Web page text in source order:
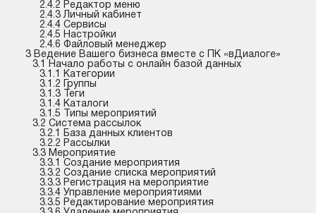
2.4.2 Редактор меню
2.4.3 Личный кабинет
2.4.4 Сервисы
2.4.5 Настройки
2.4.6 Файловый менеджер
3 Ведение Вашего бизнеса вместе с ПК «вДиалоге»
3.1 Начало работы с онлайн базой данных
3.1.1 Категории
3.1.2 Группы
3.1.3 Теги
3.1.4 Каталоги
3.1.5 Типы мероприятий
3.2 Система рассылок
3.2.1 База данных клиентов
3.2.2 Рассылки
3.3 Мероприятие
3.3.1 Создание мероприятия
3.3.2 Создание списка мероприятий
3.3.3 Регистрация на мероприятие
3.3.4 Управление мероприятиями
3.3.5 Редактирование мероприятия